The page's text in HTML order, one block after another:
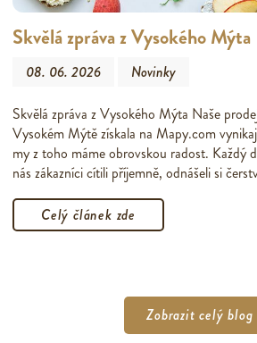
Skvělá zpráva z Vysokého Mýta
08. 06. 2026 Novinky
Skvělá zpráva z Vysokého Mýta Naše
Vysokém Mýtě získala na Mapy.com
my z toho máme obrovskou radost. Každý
nás zákazníci cítili příjemně, odnášeli si
Celý článek zde
Zobrazit celý blog